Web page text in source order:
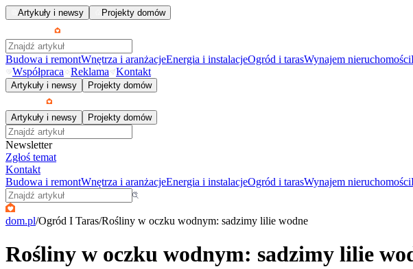
Artykuły i newsy Projekty domów
Budowa i remontWnętrza i aranżacjeEnergia i instalacjeOgród i tarasWynajem nieruchomości
Współpraca
Reklama Kontakt
Artykuły i newsy Projekty domów
Artykuły i newsy Projekty domów
Newsletter
Zgłoś temat
Kontakt
Budowa i remontWnętrza i aranżacjeEnergia i instalacjeOgród i tarasWynajem nieruchomości
dom.pl/Ogród I Taras/Rośliny w oczku wodnym: sadzimy lilie wodne
Rośliny w oczku wodnym: sadzimy lilie